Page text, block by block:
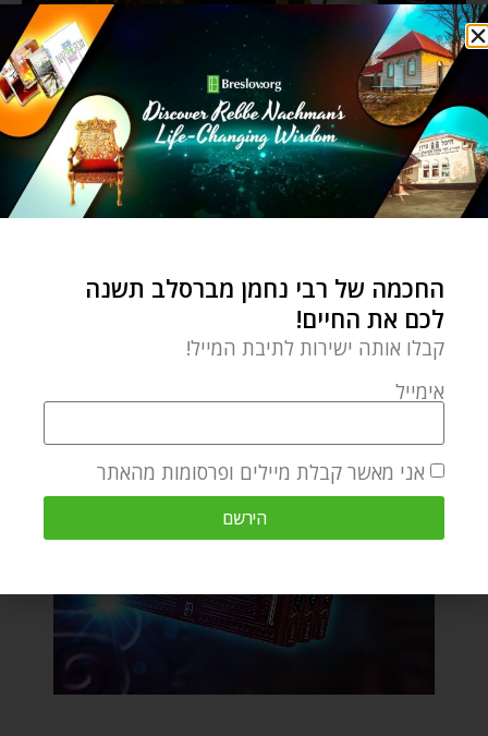
החכמה של רבי נחמן מברסלב תשנה
לכם את החיים!
קבלו אותה ישירות לתיבת המייל!
אימייל
אני מאשר קבלת מיילים ופרסומות מהאתר
הירשם